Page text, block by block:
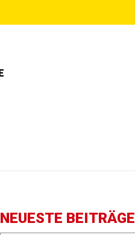
NEUESTE BEITRÄGE